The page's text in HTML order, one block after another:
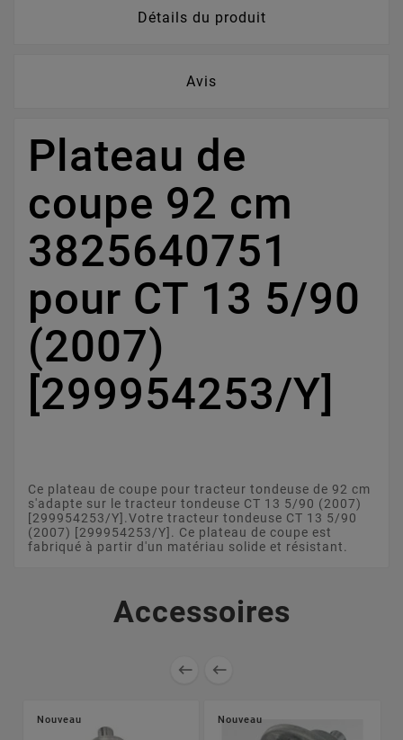
Détails du produit
Avis
Plateau de
coupe 92 cm
3825640751
pour CT 13 5/90
(2007)
[299954253/Y]
Ce plateau de coupe pour tracteur tondeuse de 92 cm
s'adapte sur le tracteur tondeuse CT 13 5/90 (2007)
[299954253/Y].Votre tracteur tondeuse CT 13 5/90
(2007) [299954253/Y]. Ce plateau de coupe est
fabriqué à partir d'un matériau solide et résistant.
Accessoires
 
Nouveau Nouveau